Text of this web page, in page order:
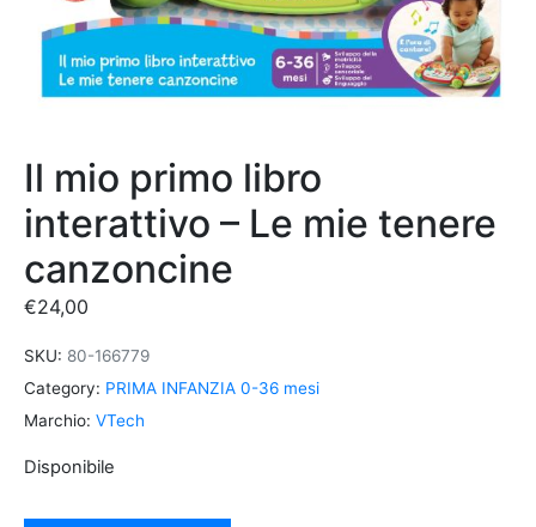
Il mio primo libro
interattivo – Le mie tenere
canzoncine
€24,00
SKU: 80-166779
Category: PRIMA INFANZIA 0-36 mesi
Marchio: VTech
Disponibile